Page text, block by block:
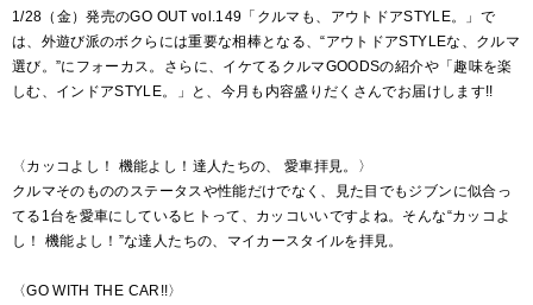
1/28（金）発売のGO OUT vol.149「クルマも、アウトドアSTYLE。」で
は、外遊び派のボクらには重要な相棒となる、“アウトドアSTYLEな、クルマ
選び。”にフォーカス。さらに、イケてるクルマGOODSの紹介や「趣味を楽
しむ、インドアSTYLE。」と、今月も内容盛りだくさんでお届けします!!
〈カッコよし！ 機能よし！達人たちの、 愛車拝見。〉
クルマそのもののステータスや性能だけでなく、見た目でもジブンに似合っ
てる1台を愛車にしているヒトって、カッコいいですよね。そんな“カッコよ
し！ 機能よし！”な達人たちの、マイカースタイルを拝見。
〈GO WITH THE CAR!!〉